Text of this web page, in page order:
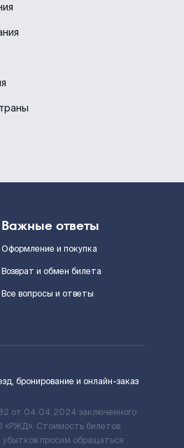
Важные ответы
Оформление и покупка
Возврат и обмен билета
Все вопросы и ответы
бронирование и онлайн-заказ
от 04.04.2024 заключенного
Стоимость билетов
убытков просим обращаться